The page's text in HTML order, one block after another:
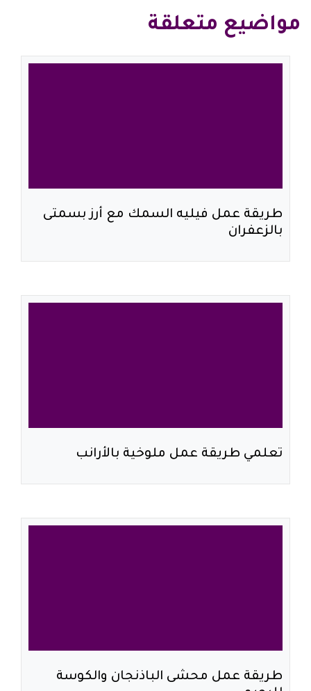
مواضيع متعلقة
طريقة عمل فيليه السمك مع أرز بسمتى
بالزعفران
تعلمي طريقة عمل ملوخية بالأرانب
طريقة عمل محشى الباذنجان والكوسة